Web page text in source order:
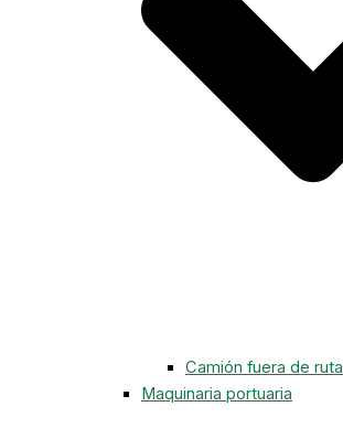
Camión fuera de ruta
Maquinaria portuaria